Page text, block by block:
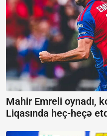
Mahir Emreli oynadı,
Liqasında heç-heçə